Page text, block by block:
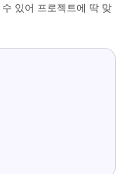
있어 프로젝트에 딱 맞